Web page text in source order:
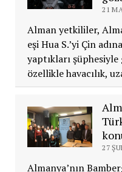
21
Alman yetkililer,
eşi Hua S.’yi Çin
yaptıkları
özellikle havacılık,
27
Almanya’nın